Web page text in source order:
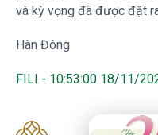
và kỳ vọng đã được đặt
Hàn Đông
FILI - 10:53:00 18/11/
20 Năm